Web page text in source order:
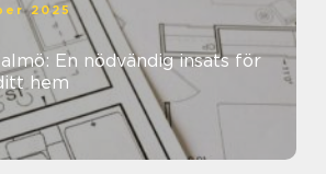
2025
En nödvändig insats för
hem